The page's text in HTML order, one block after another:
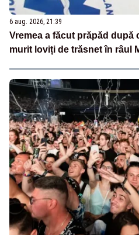
6 aug. 2026, 21:39
Vremea a făcut prăpăd după
murit loviți de trăsnet în râul